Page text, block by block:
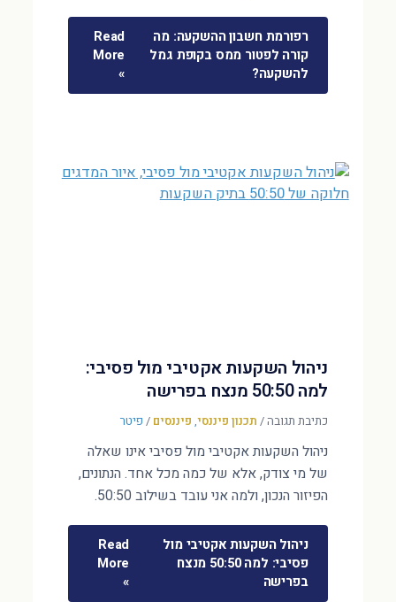
רפורמת חשבון ההשקעה: מה
קורה לפטור ממס בקופת גמל
להשקעה?
Read
More
»
ניהול השקעות אקטיבי מול פסיבי:
למה 50:50 מנצח בפרישה
כתיבת תגובה/ תכנון פיננסי, פיננסים / פיטר
ניהול השקעות אקטיבי מול פסיבי אינו שאלה
של מי צודק, אלא של כמה מכל אחד. הנתונים,
הפיזור הנכון, ולמה אני עובד בשילוב 50:50.
ניהול השקעות אקטיבי מול
פסיבי: למה 50:50 מנצח
בפרישה
Read
More
»